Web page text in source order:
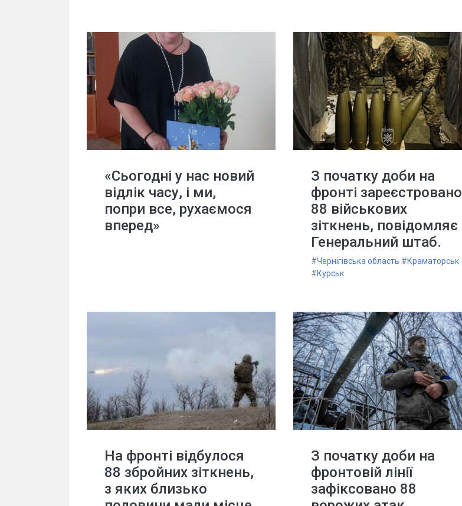
«Сьогодні у нас новий
відлік часу, і ми,
попри все, рухаємося
вперед»
З початку доби на
фронті зареєстровано
88 військових
зіткнень, повідомляє
Генеральний штаб.
#Чернігівська область #Краматорськ
#Курськ
На фронті відбулося
88 збройних зіткнень,
з яких близько
З початку доби на
фронтовій лінії
зафіксовано 88